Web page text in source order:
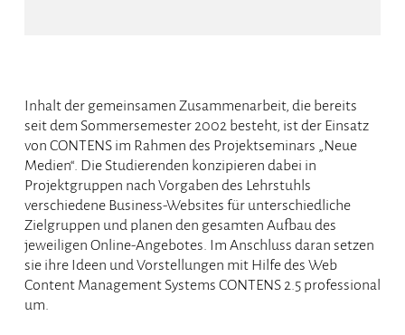
Inhalt der gemeinsamen Zusammenarbeit, die bereits
seit dem Sommersemester 2002 besteht, ist der Einsatz
von CONTENS im Rahmen des Projektseminars „Neue
Medien“. Die Studierenden konzipieren dabei in
Projektgruppen nach Vorgaben des Lehrstuhls
verschiedene Business-Websites für unterschiedliche
Zielgruppen und planen den gesamten Aufbau des
jeweiligen Online-Angebotes. Im Anschluss daran setzen
sie ihre Ideen und Vorstellungen mit Hilfe des Web
Content Management Systems CONTENS 2.5 professional
um.